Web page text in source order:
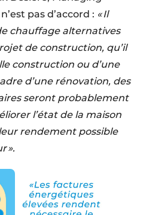
pas d’accord : « Il
chauffage alternatives
de construction, qu’il
construction ou d’une
d’une rénovation, des
seront probablement
l’état de la maison
rendement possible
».